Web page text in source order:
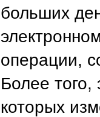
больших
операции,
Более
которых